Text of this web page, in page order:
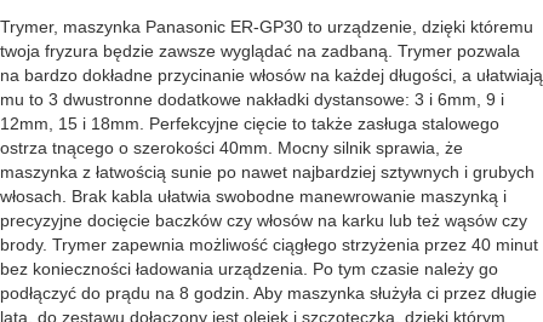
Trymer, maszynka Panasonic ER-GP30 to urządzenie, dzięki któremu
twoja fryzura będzie zawsze wyglądać na zadbaną. Trymer pozwala
na bardzo dokładne przycinanie włosów na każdej długości, a ułatwiają
mu to 3 dwustronne dodatkowe nakładki dystansowe: 3 i 6mm, 9 i
12mm, 15 i 18mm. Perfekcyjne cięcie to także zasługa stalowego
ostrza tnącego o szerokości 40mm. Mocny silnik sprawia, że
maszynka z łatwością sunie po nawet najbardziej sztywnych i grubych
włosach. Brak kabla ułatwia swobodne manewrowanie maszynką i
precyzyjne docięcie baczków czy włosów na karku lub też wąsów czy
brody. Trymer zapewnia możliwość ciągłego strzyżenia przez 40 minut
bez konieczności ładowania urządzenia. Po tym czasie należy go
podłączyć do prądu na 8 godzin. Aby maszynka służyła ci przez długie
lata, do zestawu dołączony jest olejek i szczoteczka, dzięki którym